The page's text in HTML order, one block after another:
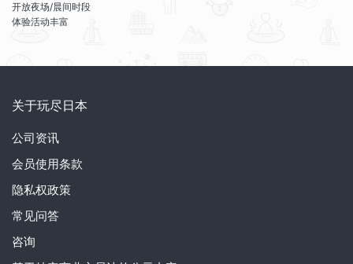
开放夜场/晨间时段
体验活动丰富
关于玩尽日本
公司资讯
会员使用条款
隐私权政策
常见问答
咨询